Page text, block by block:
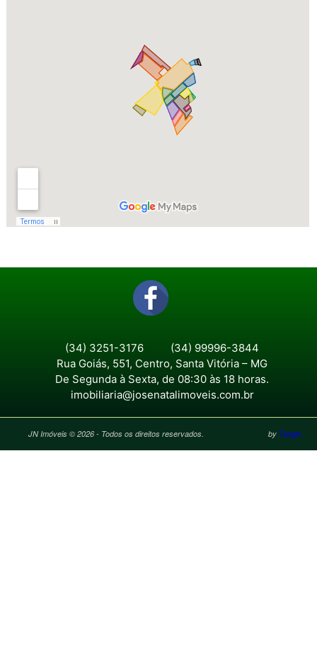
(34) 3251-3176
(34) 99996-3844
Rua Goiás, 551, Centro, Santa Vitória – MG
De Segunda à Sexta, de 08:30 às 18 horas.
imobiliaria@josenatalimoveis.com.br
JN Imóveis © 2026 - Todos os direitos reservados. by Target